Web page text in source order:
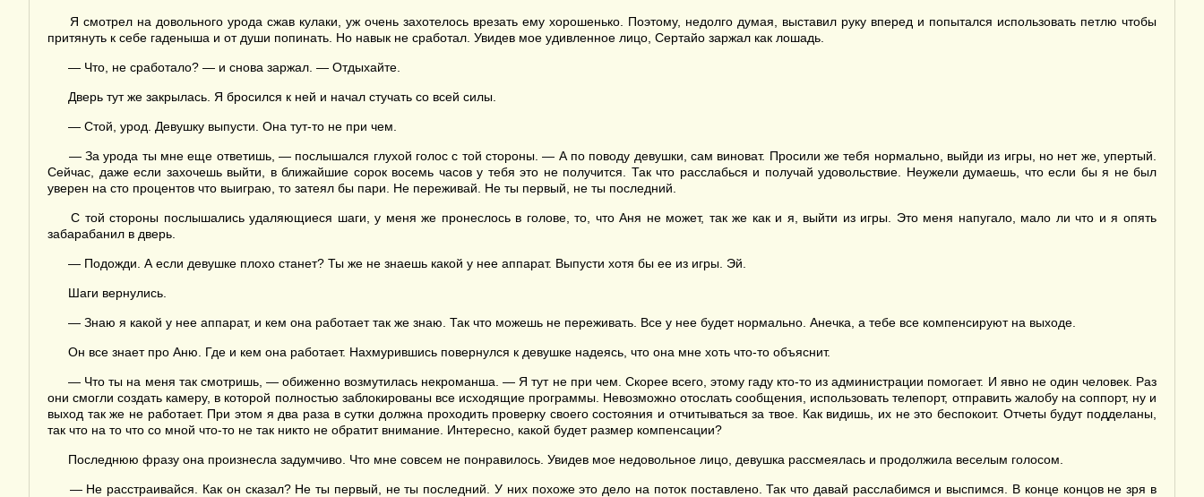
Я смотрел на довольного урода сжав кулаки, уж очень захотелось врезать ему хорошенько. Поэтому, недолго думая, выставил руку вперед и попытался использовать петлю чтобы
притянуть к себе гаденыша и от души попинать. Но навык не сработал. Увидев мое удивленное лицо, Сертайо заржал как лошадь.
— Что, не сработало? — и снова заржал. — Отдыхайте.
Дверь тут же закрылась. Я бросился к ней и начал стучать со всей силы.
— Стой, урод. Девушку выпусти. Она тут-то не при чем.
— За урода ты мне еще ответишь, — послышался глухой голос с той стороны. — А по поводу девушки, сам виноват. Просили же тебя нормально, выйди из игры, но нет же, упертый.
Сейчас, даже если захочешь выйти, в ближайшие сорок восемь часов у тебя это не получится. Так что расслабься и получай удовольствие. Неужели думаешь, что если бы я не был
уверен на сто процентов что выиграю, то затеял бы пари. Не переживай. Не ты первый, не ты последний.
С той стороны послышались удаляющиеся шаги, у меня же пронеслось в голове, то, что Аня не может, так же как и я, выйти из игры. Это меня напугало, мало ли что и я опять
забарабанил в дверь.
— Подожди. А если девушке плохо станет? Ты же не знаешь какой у нее аппарат. Выпусти хотя бы ее из игры. Эй.
Шаги вернулись.
— Знаю я какой у нее аппарат, и кем она работает так же знаю. Так что можешь не переживать. Все у нее будет нормально. Анечка, а тебе все компенсируют на выходе.
Он все знает про Аню. Где и кем она работает. Нахмурившись повернулся к девушке надеясь, что она мне хоть что-то объяснит.
— Что ты на меня так смотришь, — обиженно возмутилась некроманша. — Я тут не при чем. Скорее всего, этому гаду кто-то из администрации помогает. И явно не один человек. Раз
они смогли создать камеру, в которой полностью заблокированы все исходящие программы. Невозможно отослать сообщения, использовать телепорт, отправить жалобу на соппорт, ну и
выход так же не работает. При этом я два раза в сутки должна проходить проверку своего состояния и отчитываться за твое. Как видишь, их не это беспокоит. Отчеты будут подделаны,
так что на то что со мной что-то не так никто не обратит внимание. Интересно, какой будет размер компенсации?
Последнюю фразу она произнесла задумчиво. Что мне совсем не понравилось. Увидев мое недовольное лицо, девушка рассмеялась и продолжила веселым голосом.
— Не расстраивайся. Как он сказал? Не ты первый, не ты последний. У них похоже это дело на поток поставлено. Так что давай расслабимся и выспимся. В конце концов не зря в